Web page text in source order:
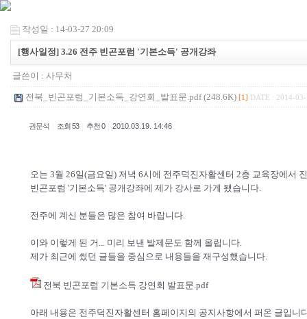
작성일 : 14-03-27 20:09
[행사일정] 3.26 전주 빈곤포럼 '기본소득' 공개강좌
글쓴이 : 사무처
전북_빈곤포럼_기본소득_강연회_발표문.pdf (248.6K) [1] DATE : 2014-
권문석 조회 53 추천 0 2010.03.19. 14:46
오는 3월 26일(금요일) 저녁 6시에 전주덕진자활센터 2층 교육장에서
빈곤포럼 '기본소득' 공개강좌에 제가 강사로 가게 됐습니다.
전주에 계신 분들은 많은 참여 바랍니다.
이와 이렇게 된 거... 미리 보낸 발제문도 함께 올립니다.
제가 최근에 썼던 글들을 중심으로 내용들을 재구성했습니다.
전북 빈곤포럼 기본소득 강연회 발표문.pdf
아래 내용은 전주덕진자활센터 홈페이지의 공지사항에서 퍼온 글입니